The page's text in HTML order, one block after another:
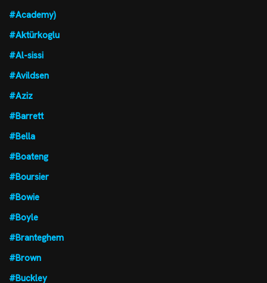
#Academy)
#Aktürkoglu
#Al-sissi
#Avildsen
#Aziz
#Barrett
#Bella
#Boateng
#Boursier
#Bowie
#Boyle
#Branteghem
#Brown
#Buckley